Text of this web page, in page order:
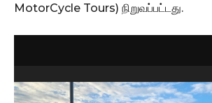
MotorCycle Tours) நிறுவப்பட்டது.